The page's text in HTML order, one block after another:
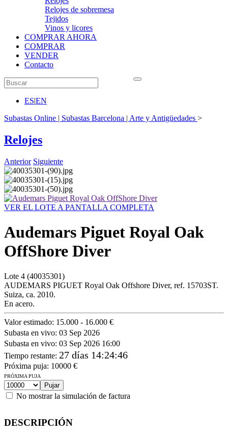
Relojes de sobremesa
Tejidos
Vinos y licores
COMPRAR AHORA
COMPRAR
VENDER
Contacto
ES|EN
Subastas Online | Subastas Barcelona | Arte y Antigüedades >
Relojes
Anterior Siguiente
VER EL LOTE A PANTALLA COMPLETA
Audemars Piguet Royal Oak
OffShore Diver
Lote 4 (40035301)
AUDEMARS PIGUET Royal Oak Offshore Diver, ref. 15703ST.
Suiza, ca. 2010.
En acero.
Valor estimado: 15.000 - 16.000 €
Subasta en vivo: 03 Sep 2026
Subasta en vivo: 03 Sep 2026 16:00
Tiempo restante: 27 días 14:24:46
Próxima puja: 10000 €
PRÓXIMA PUJA
No mostrar la simulación de factura
DESCRIPCIÓN